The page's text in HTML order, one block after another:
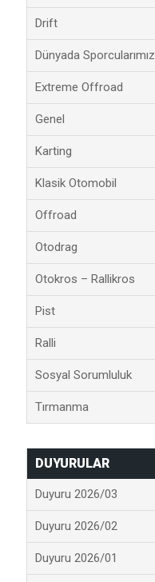
Drift
Dünyada Sporcularımız
Extreme Offroad
Genel
Karting
Klasik Otomobil
Offroad
Otodrag
Otokros – Rallikros
Pist
Ralli
Sosyal Sorumluluk
Tırmanma
DUYURULAR
Duyuru 2026/03
Duyuru 2026/02
Duyuru 2026/01